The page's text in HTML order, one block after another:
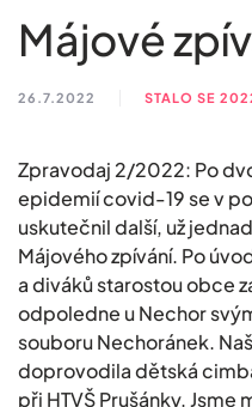
Májové
26.7.2022 STALO SE
Zpravodaj 2/2022: Po
epidemií covid-19 se v
uskutečnil další, už
Májového zpívání. Po
a diváků starostou obce
odpoledne u Nechor
souboru Nechoránek.
doprovodila dětská
při HTVŠ Prušánky.